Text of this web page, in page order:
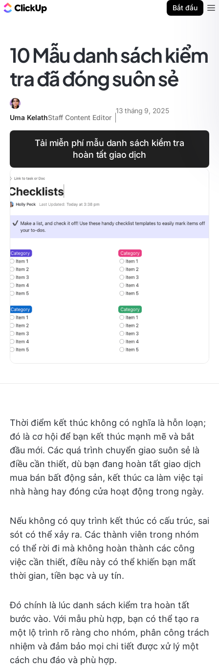
Bắt đầu
10 Mẫu danh sách kiểm
tra đã đóng suôn sẻ
Uma KelathStaff Content Editor
13 tháng 9, 2025
Tải miễn phí mẫu danh sách kiểm tra
hoàn tất giao dịch
Thời điểm kết thúc không có nghĩa là hỗn loạn;
đó là cơ hội để bạn kết thúc mạnh mẽ và bắt
đầu mới. Các quá trình chuyển giao suôn sẻ là
điều cần thiết, dù bạn đang hoàn tất giao dịch
mua bán bất động sản, kết thúc ca làm việc tại
nhà hàng hay đóng cửa hoạt động trong ngày.
Nếu không có quy trình kết thúc có cấu trúc, sai
sót có thể xảy ra. Các thành viên trong nhóm
có thể rời đi mà không hoàn thành các công
việc cần thiết, điều này có thể khiến bạn mất
thời gian, tiền bạc và uy tín.
Đó chính là lúc danh sách kiểm tra hoàn tất
bước vào. Với mẫu phù hợp, bạn có thể tạo ra
một lộ trình rõ ràng cho nhóm, phân công trách
nhiệm và đảm bảo mọi chi tiết được xử lý một
cách chu đáo và phù hợp.